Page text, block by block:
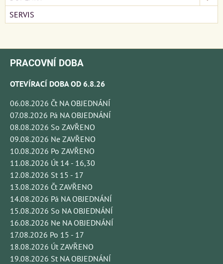
SERVIS
PRACOVNÍ DOBA
OTEVÍRACÍ DOBA OD 6.8.26
06.08.2026 Čt NA OBJEDNÁNÍ
07.08.2026 Pá NA OBJEDNÁNÍ
08.08.2026 So ZAVŘENO
09.08.2026 Ne ZAVŘENO
10.08.2026 Po ZAVŘENO
11.08.2026 Út 14 - 16,30
12.08.2026 St 15 - 17
13.08.2026 Čt ZAVŘENO
14.08.2026 Pá NA OBJEDNÁNÍ
15.08.2026 So NA OBJEDNÁNÍ
16.08.2026 Ne NA OBJEDNÁNÍ
17.08.2026 Po 15 - 17
18.08.2026 Út ZAVŘENO
19.08.2026 St NA OBJEDNÁNÍ